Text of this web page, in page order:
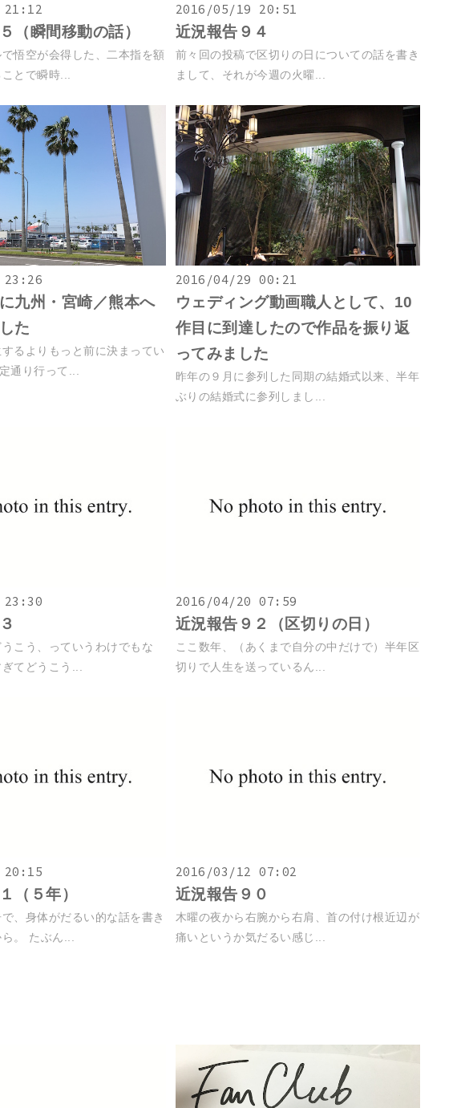
（瞬間移動の話）
で悟空が会得した、二本指を額
とで瞬時...
2016/05/19 20:51
近況報告９４
前々回の投稿で区切りの日についての話を書き
まして、それが今週の火曜...
九州・宮崎／熊本へ
た
るよりもっと前に決まってい
通り行って...
2016/04/29 00:21
ウェディング動画職人として、10
作目に到達したので作品を振り返
ってみました
昨年の９月に参列した同期の結婚式以来、半年
ぶりの結婚式に参列しまし...
こう、っていうわけでもな
てどうこう...
2016/04/20 07:59
近況報告９２（区切りの日）
ここ数年、（あくまで自分の中だけで）半年区
切りで人生を送っているん...
（５年）
、身体がだるい的な話を書き
。 たぶん...
2016/03/12 07:02
近況報告９０
木曜の夜から右腕から右肩、首の付け根近辺が
痛いというか気だるい感じ...